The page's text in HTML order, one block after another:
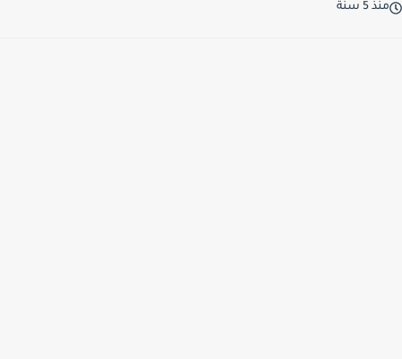
منذ 5 سنة